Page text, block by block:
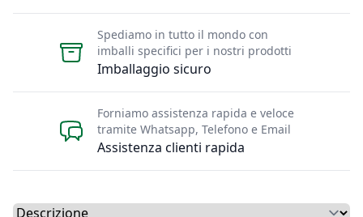
Imballaggio sicuro
Spediamo in tutto il mondo con
imballi specifici per i nostri prodotti
Assistenza clienti rapida
Forniamo assistenza rapida e veloce
tramite Whatsapp, Telefono e Email
Select a tab